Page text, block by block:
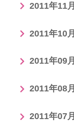
2011年11月
2011年10月
2011年09月
2011年08月
2011年07月